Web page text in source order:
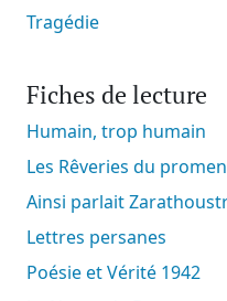
Tragédie
Fiches de lecture
Humain, trop humain
Les Rêveries du
Ainsi parlait
Lettres persanes
Poésie et Vérité 1942